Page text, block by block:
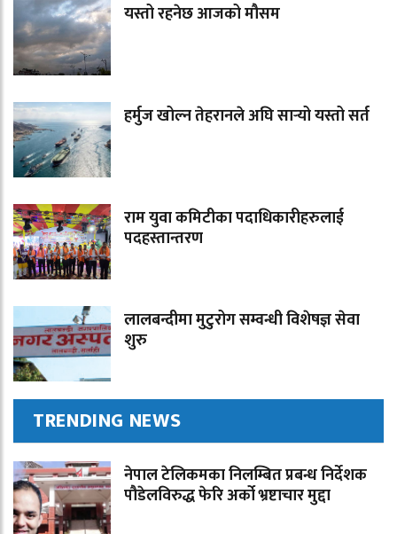
यस्तो रहनेछ आजको मौसम
हर्मुज खोल्न तेहरानले अघि सार्‍यो यस्तो सर्त
राम युवा कमिटीका पदाधिकारीहरुलाई
पदहस्तान्तरण
लालबन्दीमा मुटुरोग सम्वन्धी विशेषज्ञ सेवा
शुरु
TRENDING NEWS
नेपाल टेलिकमका निलम्बित प्रबन्ध निर्देशक
पौडेलविरुद्ध फेरि अर्को भ्रष्टाचार मुद्दा